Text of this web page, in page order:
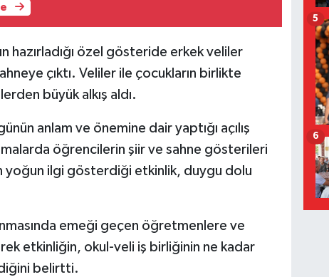
hazırladığı özel gösteride erkek veliler
çıktı. Veliler ile çocukların birlikte
büyük alkış aldı.
anlam ve önemine dair yaptığı açılış
öğrencilerin şiir ve sahne gösterileri
yoğun ilgi gösterdiği etkinlik, duygu dolu
emeği geçen öğretmenlere ve
etkinliğin, okul-veli iş birliğinin ne kadar
belirtti.
5
6